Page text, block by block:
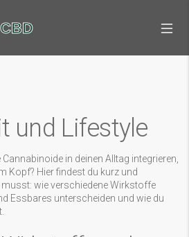
und Lifestyle
in deinen Alltag integrieren,
Kopf? Hier findest du kurz und
wie verschiedene Wirkstoffe
Essbares unterscheiden und wie du